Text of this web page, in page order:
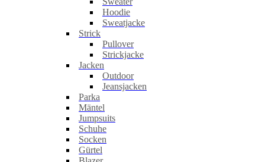
Hoodie
Sweatjacke
Strick
Pullover
Strickjacke
Jacken
Outdoor
Jeansjacken
Parka
Mäntel
Jumpsuits
Schuhe
Socken
Gürtel